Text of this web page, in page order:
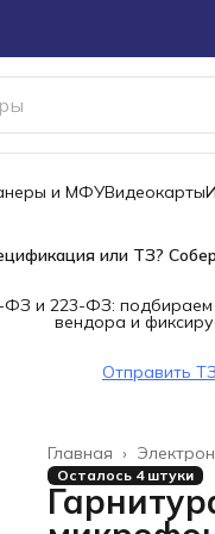
и МФУВидеокарты
или ТЗ?
и 223-ФЗ:
вендора и
Отправить
Главная ›
Осталось 4 штуки